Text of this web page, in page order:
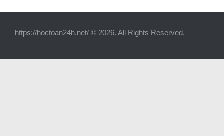
https://hoctoan24h.net/ © 2026. All Rights Reserved.